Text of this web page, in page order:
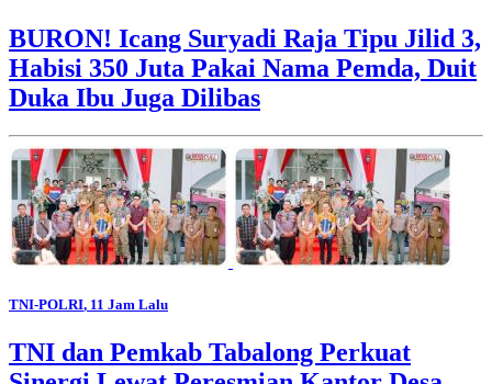
BURON! Icang Suryadi Raja Tipu Jilid 3,
Habisi 350 Juta Pakai Nama Pemda, Duit
Duka Ibu Juga Dilibas
TNI-POLRI, 11 Jam Lalu
TNI dan Pemkab Tabalong Perkuat